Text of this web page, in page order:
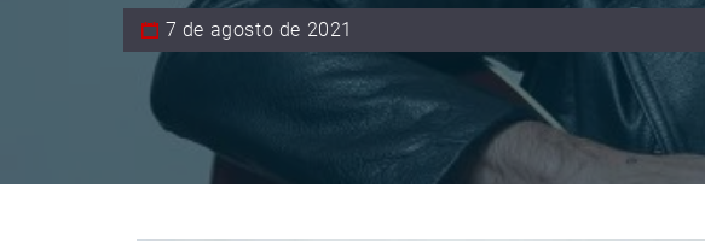
7 de agosto de 2021